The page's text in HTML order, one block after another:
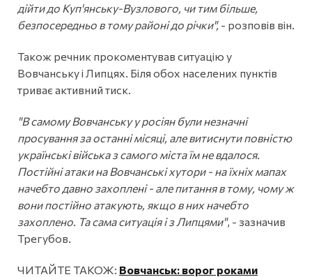
дійти до Куп'янську-Вузлового, чи тим більше,
безпосередньо в тому районі до річки", - розповів він.
Також речник прокоментував ситуацію у
Вовчанську і Липцях. Біля обох населених пунктів
триває активний тиск.
"В самому Вовчанську у росіян були незначні
просування за останні місяці, але витиснути повністю
українські війська з самого міста їм не вдалося.
Постійні атаки на Вовчанські хутори - на їхніх мапах
начебто давно захоплені - але питання в тому, чому ж
вони постійно атакують, якщо в них начебто
захоплено. Та сама ситуація і з Липцями", - зазначив
Трегубов.
ЧИТАЙТЕ ТАКОЖ: Вовчанськ: ворог роками